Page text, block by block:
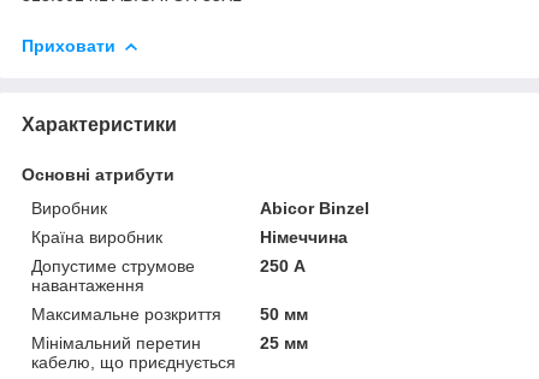
Приховати
Характеристики
Основні атрибути
Виробник
Abicor Binzel
Країна виробник
Німеччина
Допустиме струмове
навантаження
250 А
Максимальне розкриття
50 мм
Мінімальний перетин
кабелю, що приєднується
25 мм